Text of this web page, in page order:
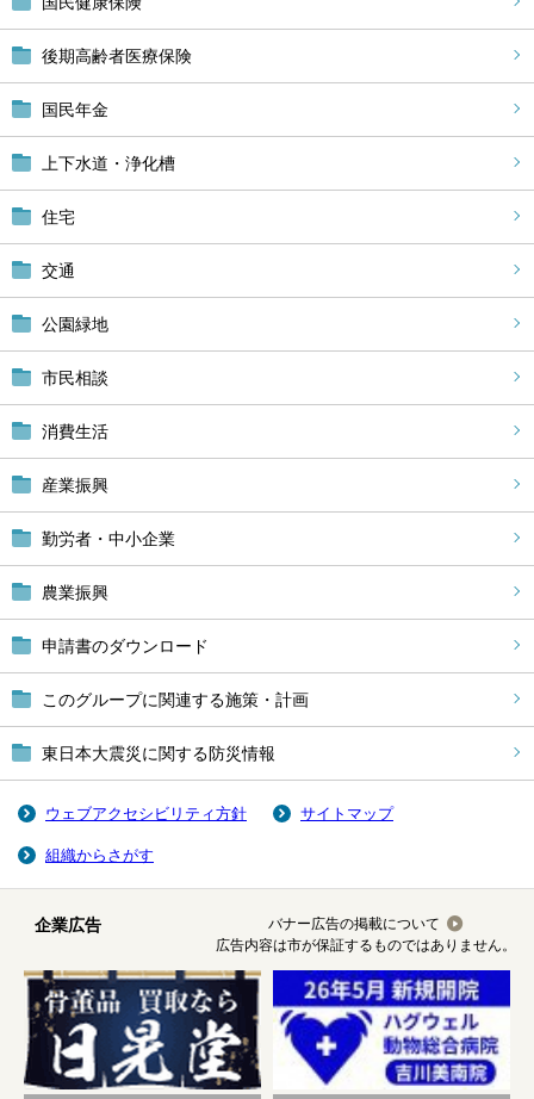
後期高齢者医療保険
国民年金
上下水道・浄化槽
住宅
交通
公園緑地
市民相談
消費生活
産業振興
勤労者・中小企業
農業振興
申請書のダウンロード
このグループに関連する施策・計画
東日本大震災に関する防災情報
ウェブアクセシビリティ方針 サイトマップ
組織からさがす
企業広告
バナー広告の掲載について
広告内容は市が保証するものではありません。